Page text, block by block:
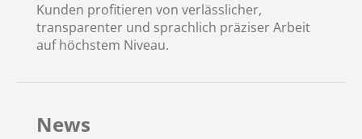
Kunden profitieren von verlässlicher,
transparenter und sprachlich präziser Arbeit
auf höchstem Niveau.
News